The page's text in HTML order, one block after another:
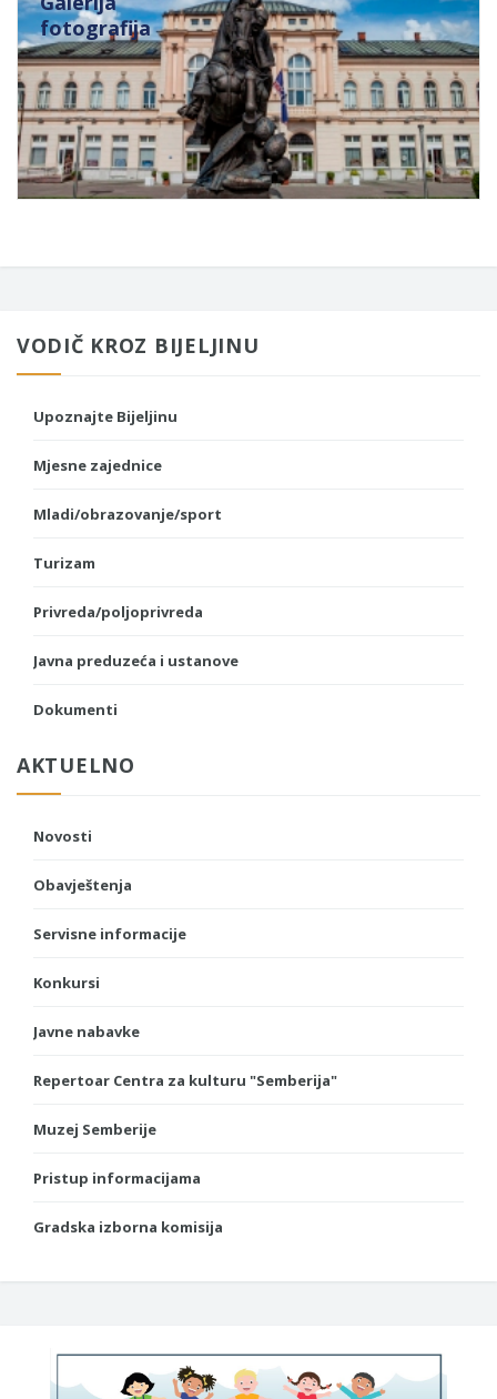
fotografija
VODIČ KROZ BIJELJINU
Upoznajte Bijeljinu
Mjesne zajednice
Mladi/obrazovanje/sport
Turizam
Privreda/poljoprivreda
Javna preduzeća i ustanove
Dokumenti
AKTUELNO
Novosti
Obavještenja
Servisne informacije
Konkursi
Javne nabavke
Repertoar Centra za kulturu "Semberija"
Muzej Semberije
Pristup informacijama
Gradska izborna komisija